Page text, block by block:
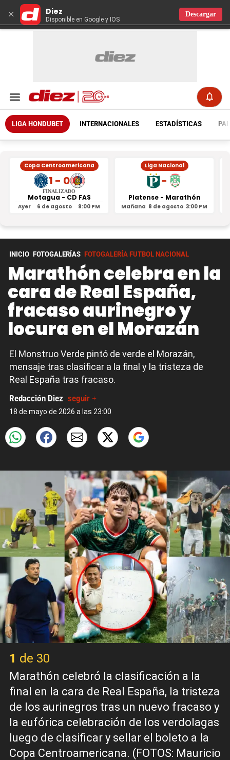
× Diez
Disponible en Google y IOS
Descargar
LIGA HONDUBET INTERNACIONALES ESTADÍSTICAS
Copa Centroamericana
1 - 0
FINALIZADO
Motagua - CD FAS
Ayer 6 de agosto 9:00 PM
Liga Nacional
-
Platense - Marathón
Mañana 8 de agosto 3:00 PM
INICIO FOTOGALERÍAS FOTOGALERÍA FUTBOL NACIONAL
Marathón celebra en la
cara de Real España,
fracaso aurinegro y
locura en el Morazán
El Monstruo Verde pintó de verde el Morazán,
mensaje tras clasificar a la final y la tristeza de
Real España tras fracaso.
Redacción Diez seguir +
18 de mayo de 2026 a las 23:00
1 de 30
Marathón celebró la clasificación a la
final en la cara de Real España, la tristeza
de los aurinegros tras un nuevo fracaso y
la eufórica celebración de los verdolagas
luego de clasificar y sellar el boleto a la
Copa Centroamericana. (FOTOS: Mauricio
X